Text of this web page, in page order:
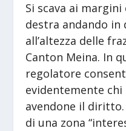
Si scava ai
destra andando in
all’altezza delle
Canton Meina. In
regolatore
evidentemente
avendone il
di una zona